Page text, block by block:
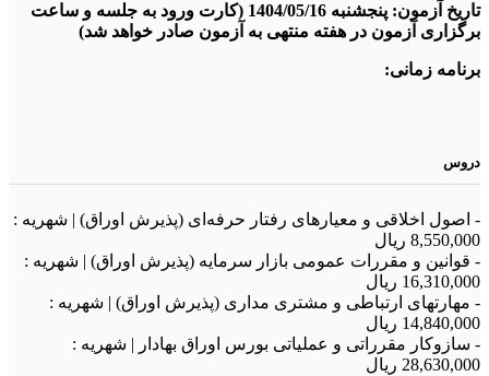
تاریخ آزمون: پنجشنبه 1404/05/16 (کارت ورود به جلسه و ساعت
برگزاری آزمون در هفته منتهی به آزمون صادر خواهد شد)
برنامه زمانی:
دروس
- اصول اخلاقی و معیارهای رفتار حرفه‌ای (پذیرش اوراق) | شهریه :
8,550,000 ريال
- قوانین و مقررات عمومی بازار سرمایه (پذیرش اوراق) | شهریه :
16,310,000 ريال
- مهارتهای ارتباطی و مشتری مداری (پذیرش اوراق) | شهریه :
14,840,000 ريال
- سازوکار مقرراتی و عملیاتی بورس اوراق بهادار | شهریه :
28,630,000 ريال